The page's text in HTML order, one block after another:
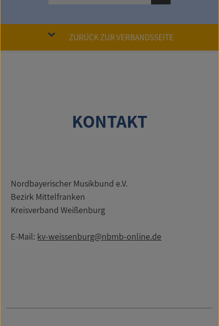
ZURÜCK ZUR VERBANDSSEITE
KONTAKT
Nordbayerischer Musikbund e.V.
Bezirk Mittelfranken
Kreisverband Weißenburg
E-Mail: kv-weissenburg@nbmb-online.de